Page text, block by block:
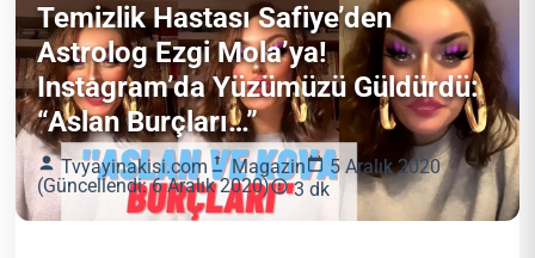
Temizlik Hastası Safiye’den
Astrolog Ezgi Mola’ya!
Instagram’da Yüzümüzü Güldürdü:
“Aslan Burçları…”
Tvyayinakisi.com Magazin
5 Aralık 2020
(Güncellendi: 6 Aralık 2020)
3 dk